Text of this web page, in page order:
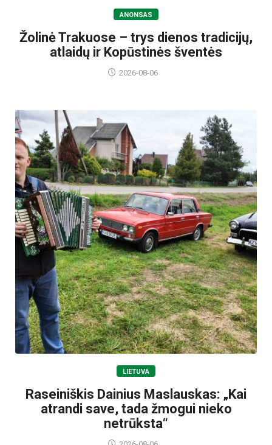
ANONSAS
Žolinė Trakuose – trys dienos tradicijų,
atlaidų ir Kopūstinės šventės
2026-08-06
LIETUVA
Raseiniškis Dainius Maslauskas: „Kai
atrandi save, tada žmogui nieko
netrūksta“